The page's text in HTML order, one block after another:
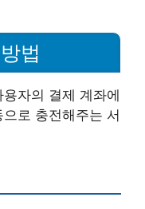
법
자의 결제 계좌에
로 충전해주는 서